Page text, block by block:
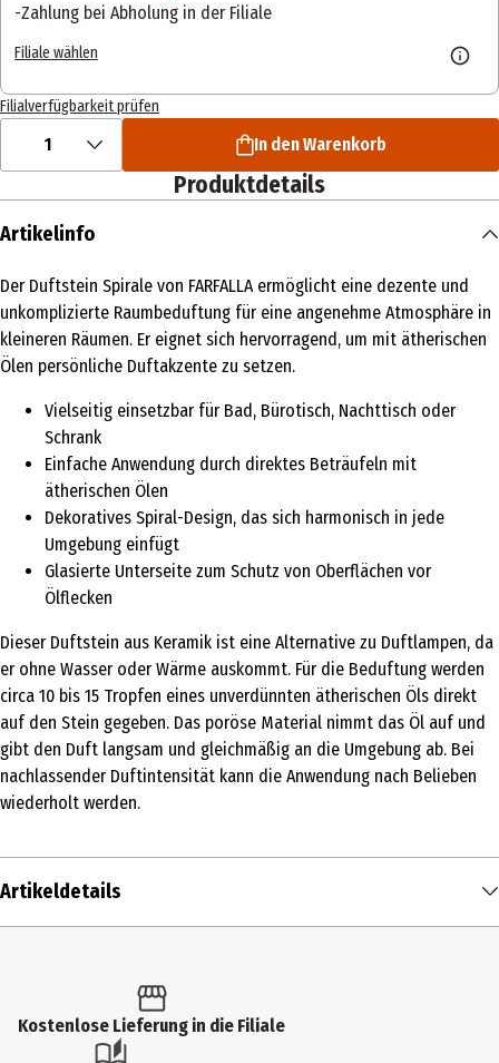
Zahlung bei Abholung in der Filiale
Filiale wählen
Filialverfügbarkeit prüfen
1 In den Warenkorb
Produktdetails
Artikelinfo
Der Duftstein Spirale von FARFALLA ermöglicht eine dezente und
unkomplizierte Raumbeduftung für eine angenehme Atmosphäre in
kleineren Räumen. Er eignet sich hervorragend, um mit ätherischen
Ölen persönliche Duftakzente zu setzen.
Vielseitig einsetzbar für Bad, Bürotisch, Nachttisch oder
Schrank
Einfache Anwendung durch direktes Beträufeln mit
ätherischen Ölen
Dekoratives Spiral-Design, das sich harmonisch in jede
Umgebung einfügt
Glasierte Unterseite zum Schutz von Oberflächen vor
Ölflecken
Dieser Duftstein aus Keramik ist eine Alternative zu Duftlampen, da
er ohne Wasser oder Wärme auskommt. Für die Beduftung werden
circa 10 bis 15 Tropfen eines unverdünnten ätherischen Öls direkt
auf den Stein gegeben. Das poröse Material nimmt das Öl auf und
gibt den Duft langsam und gleichmäßig an die Umgebung ab. Bei
nachlassender Duftintensität kann die Anwendung nach Belieben
wiederholt werden.
Artikeldetails
Produkttyp
Kostenlose Lieferung in die Filiale